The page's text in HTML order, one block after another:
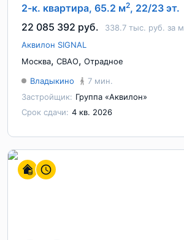
2-к. квартира, 65.2 м2, 22/23 эт.
22 085 392 руб.
338.7 тыс. руб. за м
Аквилон SIGNAL
Москва, СВАО, Отрадное
Владыкино
7 мин.
Застройщик: Группа «Аквилон»
Срок сдачи: 4 кв. 2026